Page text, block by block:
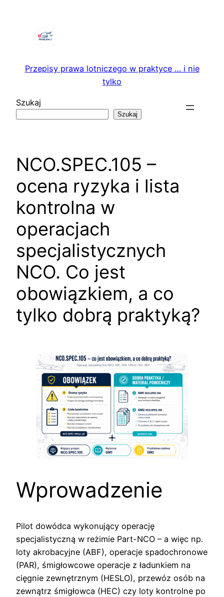
Przepisy prawa lotniczego w praktyce … i nie
tylko
Szukaj
Szukaj
NCO.SPEC.105 –
ocena ryzyka i lista
kontrolna w
operacjach
specjalistycznych
NCO. Co jest
obowiązkiem, a co
tylko dobrą praktyką?
Wprowadzenie
Pilot dowódca wykonujący operację
specjalistyczną w reżimie Part-NCO – a więc np.
loty akrobacyjne (ABF), operacje spadochronowe
(PAR), śmigłowcowe operacje z ładunkiem na
cięgnie zewnętrznym (HESLO), przewóz osób na
zewnątrz śmigłowca (HEC) czy loty kontrolne po